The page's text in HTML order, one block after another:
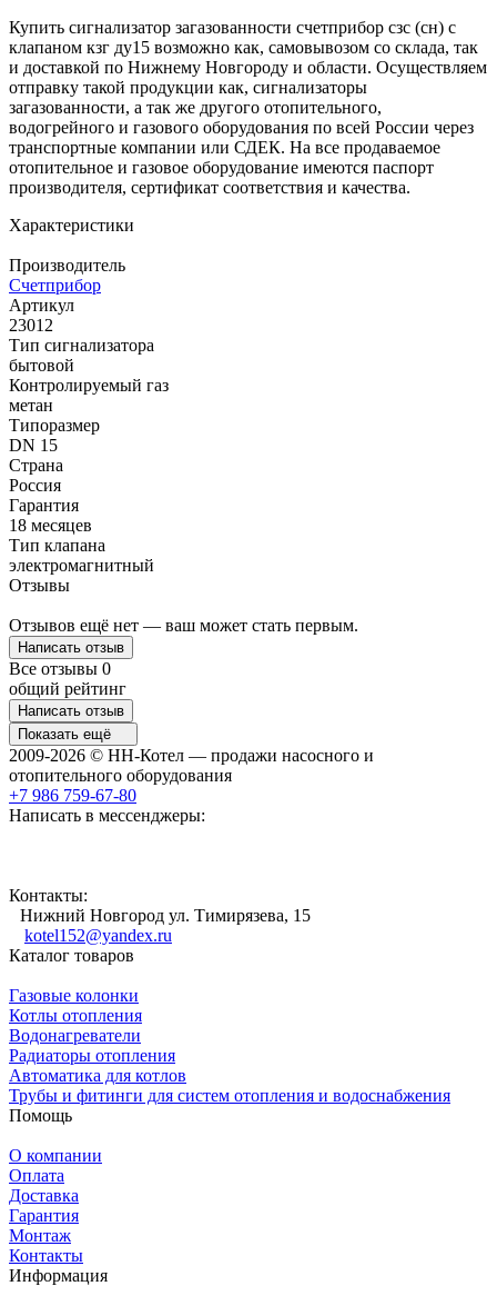
Купить сигнализатор загазованности счетприбор сзс (сн) с
клапаном кзг ду15 возможно как, самовывозом со склада, так
и доставкой по Нижнему Новгороду и области. Осуществляем
отправку такой продукции как, сигнализаторы
загазованности, а так же другого отопительного,
водогрейного и газового оборудования по всей России через
транспортные компании или СДЕК. На все продаваемое
отопительное и газовое оборудование имеются паспорт
производителя, сертификат соответствия и качества.
Характеристики
Производитель
Счетприбор
Артикул
23012
Тип сигнализатора
бытовой
Контролируемый газ
метан
Типоразмер
DN 15
Страна
Россия
Гарантия
18 месяцев
Тип клапана
электромагнитный
Отзывы
Отзывов ещё нет — ваш может стать первым.
Написать отзыв
Все отзывы 0
общий рейтинг
Написать отзыв
Показать ещё
2009-2026 © НН-Котел — продажи насосного и
отопительного оборудования
+7 986 759-67-80
Написать в мессенджеры:
Контакты:
Нижний Новгород ул. Тимирязева, 15
kotel152@yandex.ru
Каталог товаров
Газовые колонки
Котлы отопления
Водонагреватели
Радиаторы отопления
Автоматика для котлов
Трубы и фитинги для систем отопления и водоснабжения
Помощь
О компании
Оплата
Доставка
Гарантия
Монтаж
Контакты
Информация